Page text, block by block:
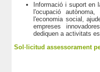
Informació i suport en
l'ocupació
l'economia social,
empreses
dediquen a activitats
Sol·licitud assessorament